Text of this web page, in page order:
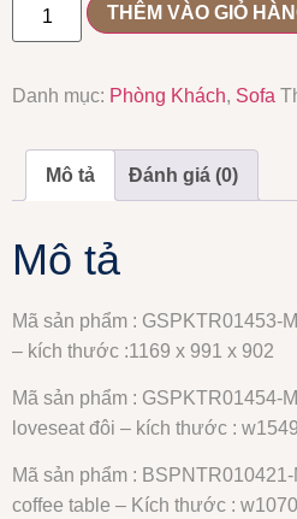
THÊM VÀO GIỎ
Danh mục: Phòng Khách, Sofa
Mô tả Đánh giá (0)
Mô tả
Mã sản phẩm : GSPKTR01453-
– kích thước :1169 x 991 x 902
Mã sản phẩm : GSPKTR01454-
loveseat đôi – kích thước :
Mã sản phẩm :
coffee table – Kích thước :